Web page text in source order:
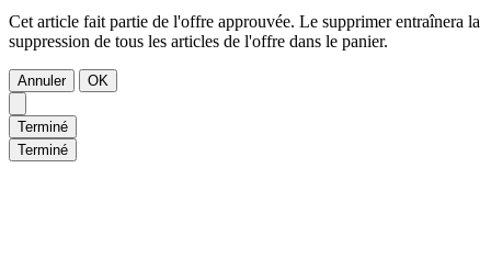
Cet article fait partie de l'offre approuvée. Le supprimer entraînera la
suppression de tous les articles de l'offre dans le panier.
Annuler OK
Terminé
Terminé